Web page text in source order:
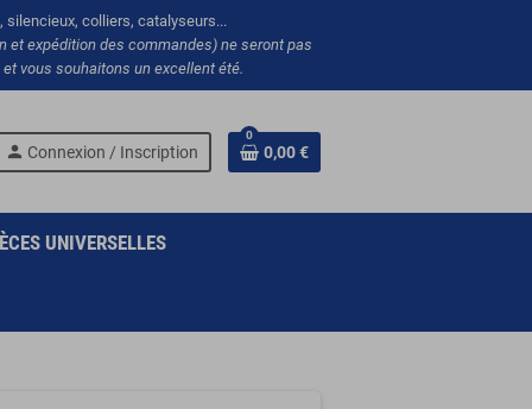
silencieux, colliers, catalyseurs...
et expédition des commandes) ne seront pas
vous souhaitons un excellent été.
person Connexion / Inscription
0
0,00 €
UNIVERSELLES